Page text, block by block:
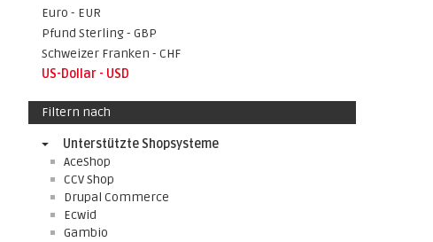
Euro - EUR
Pfund Sterling - GBP
Schweizer Franken - CHF
US-Dollar - USD
Filtern nach
Unterstützte Shopsysteme
AceShop
CCV Shop
Drupal Commerce
Ecwid
Gambio